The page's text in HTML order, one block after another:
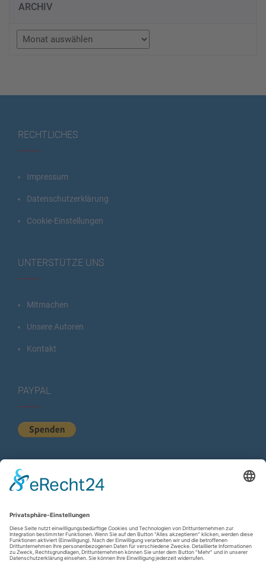
ARCHIV
Archiv
RECHTLICHES
Impressum
Datenschutzerklärung
Cookie-Einstellungen
UNTERSTÜTZE UNS
Mitmachen
Unsere Autoren
Kontakt
PAYPAL
KURZSTATISTIK
Total Views:614.102
Besucher gesamt:224.419
Gesamt Beiträge: